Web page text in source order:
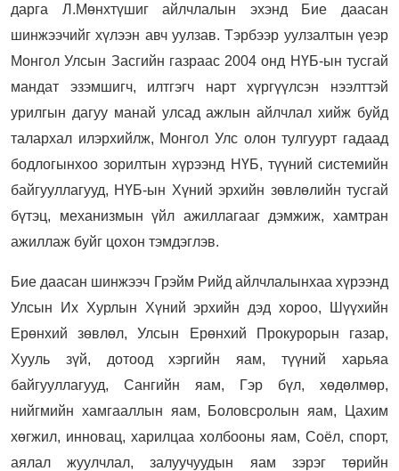
дарга Л.Мөнхтүшиг айлчлалын эхэнд Бие даасан
шинжээчийг хүлээн авч уулзав. Тэрбээр уулзалтын үеэр
Монгол Улсын Засгийн газраас 2004 онд НҮБ-ын тусгай
мандат эзэмшигч, илтгэгч нарт хүргүүлсэн нээлттэй
урилгын дагуу манай улсад ажлын айлчлал хийж буйд
талархал илэрхийлж, Монгол Улс олон тулгуурт гадаад
бодлогынхоо зорилтын хүрээнд НҮБ, түүний системийн
байгууллагууд, НҮБ-ын Хүний эрхийн зөвлөлийн тусгай
бүтэц, механизмын үйл ажиллагааг дэмжиж, хамтран
ажиллаж буйг цохон тэмдэглэв.
Бие даасан шинжээч Грэйм Рийд айлчлалынхаа хүрээнд
Улсын Их Хурлын Хүний эрхийн дэд хороо, Шүүхийн
Ерөнхий зөвлөл, Улсын Ерөнхий Прокурорын газар,
Хууль зүй, дотоод хэргийн яам, түүний харьяа
байгууллагууд, Сангийн яам, Гэр бүл, хөдөлмөр,
нийгмийн хамгааллын яам, Боловсролын яам, Цахим
хөгжил, инновац, харилцаа холбооны яам, Соёл, спорт,
аялал жуулчлал, залуучуудын яам зэрэг төрийн